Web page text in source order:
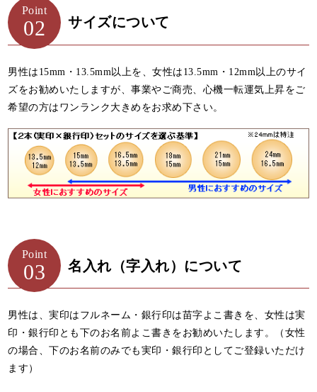
Point
02 サイズについて
男性は15mm・13.5mm以上を、女性は13.5mm・12mm以上のサイ
ズをお勧めいたしますが、事業やご商売、心機一転運気上昇をご
希望の方はワンランク大きめをお求め下さい。
Point
03 名入れ（字入れ）について
男性は、実印はフルネーム・銀行印は苗字よこ書きを、女性は実
印・銀行印とも下のお名前よこ書きをお勧めいたします。（女性
の場合、下のお名前のみでも実印・銀行印としてご登録いただけ
ます）